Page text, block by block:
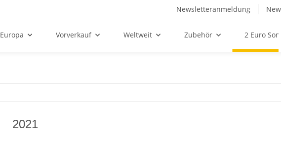
Newsletteranmeldung
Europa Vorverkauf Weltweit Zubehör 2 Euro
2021